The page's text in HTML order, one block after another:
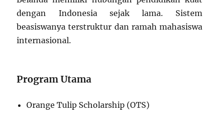
dengan Indonesia sejak lama. Sistem
beasiswanya terstruktur dan ramah mahasiswa
internasional.
Program Utama
Orange Tulip Scholarship (OTS)